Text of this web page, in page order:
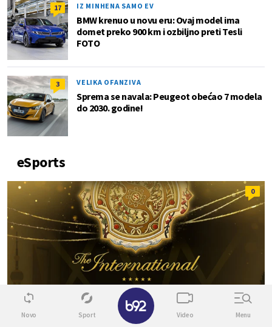
17 IZ MINHENA SAMO EV
BMW krenuo u novu eru: Ovaj model ima
domet preko 900 km i ozbiljno preti Tesli
FOTO
3 VELIKA OFANZIVA
Sprema se navala: Peugeot obećao 7 modela
do 2030. godine!
eSports
0
Novo Sport Video Menu